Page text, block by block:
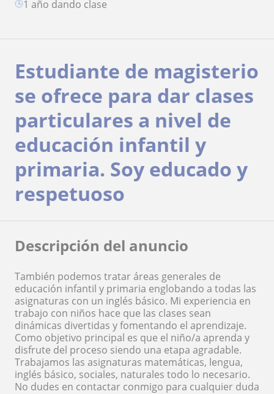
1 año dando clase
Estudiante de magisterio
se ofrece para dar clases
particulares a nivel de
educación infantil y
primaria. Soy educado y
respetuoso
Descripción del anuncio
También podemos tratar áreas generales de
educación infantil y primaria englobando a todas las
asignaturas con un inglés básico. Mi experiencia en
trabajo con niños hace que las clases sean
dinámicas divertidas y fomentando el aprendizaje.
Como objetivo principal es que el niño/a aprenda y
disfrute del proceso siendo una etapa agradable.
Trabajamos las asignaturas matemáticas, lengua,
inglés básico, sociales, naturales todo lo necesario.
No dudes en contactar conmigo para cualquier duda